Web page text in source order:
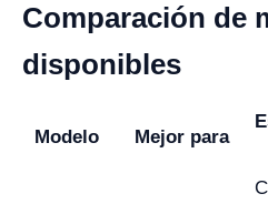
Comparación de
disponibles
Modelo Mejor para